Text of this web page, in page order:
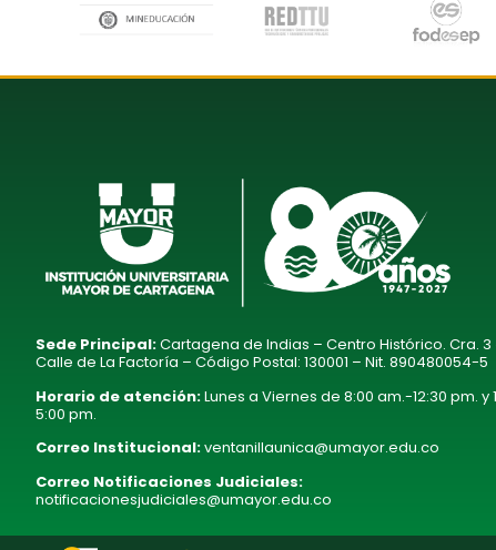
Sede Principal:Cartagena de Indias – Centro Histórico. Cra.
Calle de La Factoría – Código Postal: 130001 – Nit. 890480054-5
Horario de atención:Lunes a Viernes de 8:00 am.-12:30 pm. y
5:00 pm.
Correo Institucional:ventanillaunica@umayor.edu.co
Correo Notificaciones Judiciales:
notificacionesjudiciales@umayor.edu.co